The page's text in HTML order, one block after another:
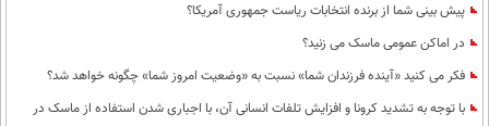
پیش بینی شما از برنده انتخابات ریاست جمهوری آمریکا؟
در اماکن عمومی ماسک می زنید؟
فکر می کنید «آینده فرزندان شما» نسبت به «وضعیت امروز شما» چگونه خواهد شد؟
با توجه به تشدید کرونا و افزایش تلفات انسانی آن، با اجباری شدن استفاده از ماسک در